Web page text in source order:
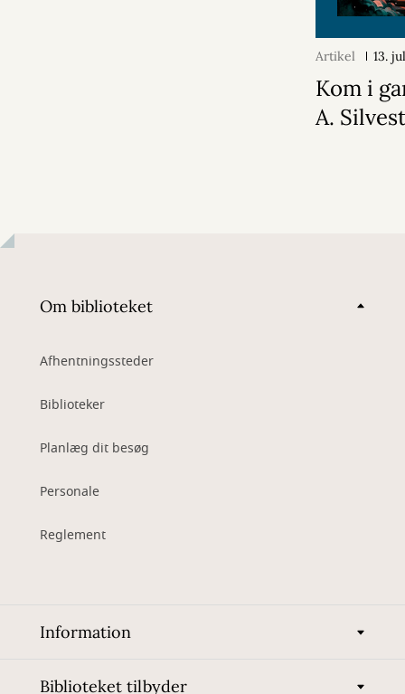
Artikel 13.
Kom i
A.
Om biblioteket
Afhentningssteder
Biblioteker
Planlæg dit besøg
Personale
Reglement
Information
Biblioteket tilbyder